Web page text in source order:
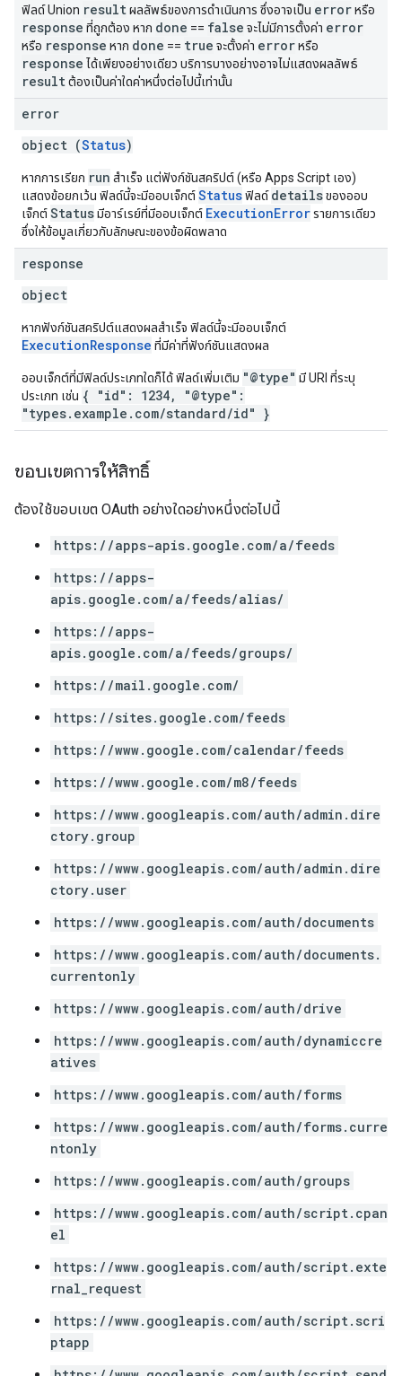
ฟิลด์ Union resultผลลัพธ์ของการดำเนินการ ซึ่งอาจเป็น errorหรือ
response ที่ถูกต้อง หาก done == false จะไม่มีการตั้งค่า error
หรือ response หาก done == true จะตั้งค่า errorหรือ
response ได้เพียงอย่างเดียว บริการบางอย่างอาจไม่แสดงผลลัพธ์
resultต้องเป็นค่าใดค่าหนึ่งต่อไปนี้เท่านั้น
error
object (Status)
หากการเรียก run สำเร็จ แต่ฟังก์ชันสคริปต์ (หรือ Apps Script เอง)
แสดงข้อยกเว้น ฟิลด์นี้จะมีออบเจ็กต์Statusฟิลด์detailsของออบ
เจ็กต์Statusมีอาร์เรย์ที่มีออบเจ็กต์ ExecutionErrorรายการเดียว
ซึ่งให้ข้อมูลเกี่ยวกับลักษณะของข้อผิดพลาด
response
object
หากฟังก์ชันสคริปต์แสดงผลสำเร็จ ฟิลด์นี้จะมีออบเจ็กต์
ExecutionResponse ที่มีค่าที่ฟังก์ชันแสดงผล
ออบเจ็กต์ที่มีฟิลด์ประเภทใดก็ได้ ฟิลด์เพิ่มเติม "@type" มี URI ที่ระบุ
ประเภท เช่น { "id": 1234, "@type":
"types.example.com/standard/id" }
ขอบเขตการให้สิทธิ์
ต้องใช้ขอบเขต OAuth อย่างใดอย่างหนึ่งต่อไปนี้
https://apps-apis.google.com/a/feeds
https://apps-
apis.google.com/a/feeds/alias/
https://apps-
apis.google.com/a/feeds/groups/
https://mail.google.com/
https://sites.google.com/feeds
https://www.google.com/calendar/feeds
https://www.google.com/m8/feeds
https://www.googleapis.com/auth/admin.dire
ctory.group
https://www.googleapis.com/auth/admin.dire
ctory.user
https://www.googleapis.com/auth/documents
https://www.googleapis.com/auth/documents.
currentonly
https://www.googleapis.com/auth/drive
https://www.googleapis.com/auth/dynamiccre
atives
https://www.googleapis.com/auth/forms
https://www.googleapis.com/auth/forms.curre
ntonly
https://www.googleapis.com/auth/groups
https://www.googleapis.com/auth/script.cpan
el
https://www.googleapis.com/auth/script.exte
rnal_request
https://www.googleapis.com/auth/script.scri
ptapp